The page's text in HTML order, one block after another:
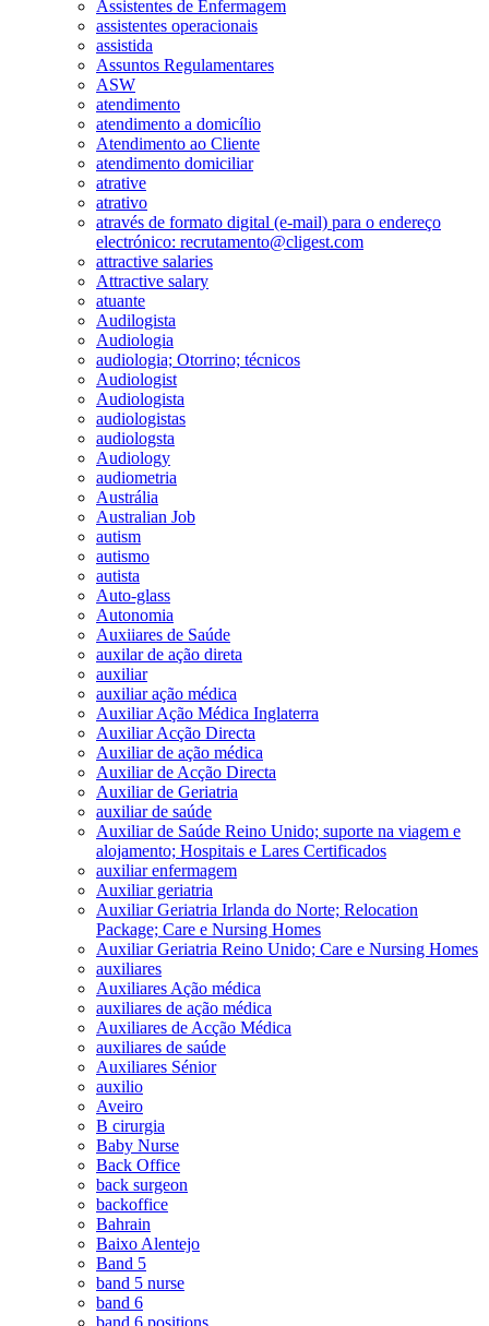
Assistentes de Enfermagem
assistentes operacionais
assistida
Assuntos Regulamentares
ASW
atendimento
atendimento a domicílio
Atendimento ao Cliente
atendimento domiciliar
atrative
atrativo
através de formato digital (e-mail) para o endereço
electrónico: recrutamento@cligest.com
attractive salaries
Attractive salary
atuante
Audilogista
Audiologia
audiologia; Otorrino; técnicos
Audiologist
Audiologista
audiologistas
audiologsta
Audiology
audiometria
Austrália
Australian Job
autism
autismo
autista
Auto-glass
Autonomia
Auxiiares de Saúde
auxilar de ação direta
auxiliar
auxiliar ação médica
Auxiliar Ação Médica Inglaterra
Auxiliar Acção Directa
Auxiliar de ação médica
Auxiliar de Acção Directa
Auxiliar de Geriatria
auxiliar de saúde
Auxiliar de Saúde Reino Unido; suporte na viagem e
alojamento; Hospitais e Lares Certificados
auxiliar enfermagem
Auxiliar geriatria
Auxiliar Geriatria Irlanda do Norte; Relocation
Package; Care e Nursing Homes
Auxiliar Geriatria Reino Unido; Care e Nursing Homes
auxiliares
Auxiliares Ação médica
auxiliares de ação médica
Auxiliares de Acção Médica
auxiliares de saúde
Auxiliares Sénior
auxilio
Aveiro
B cirurgia
Baby Nurse
Back Office
back surgeon
backoffice
Bahrain
Baixo Alentejo
Band 5
band 5 nurse
band 6
band 6 positions